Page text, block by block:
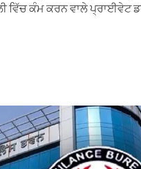
ਵਿੱਚ ਕੰਮ ਕਰਨ ਵਾਲੇ ਪ੍ਰਾਈਵੇਟ